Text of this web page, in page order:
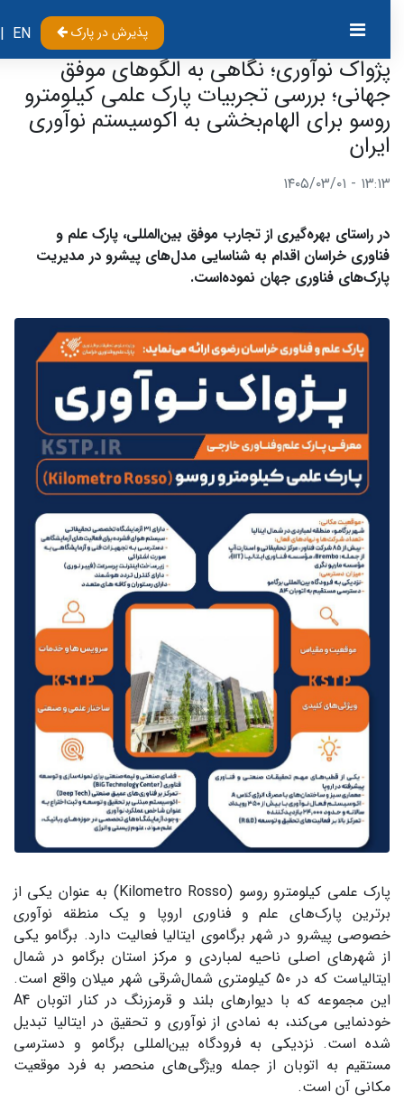
EN
| پذیرش در پارک
پژواک نوآوری؛ نگاهی به الگوهای موفق
جهانی؛ بررسی تجربیات پارک علمی کیلومترو
روسو برای الهام‌بخشی به اکوسیستم نوآوری
ایران
۱۳:۱۳ - ۱۴۰۵/۰۳/۰۱
در راستای بهره‌گیری از تجارب موفق بین‌المللی، پارک علم و
فناوری خراسان اقدام به شناسایی مدل‌های پیشرو در مدیریت
پارک‌های فناوری جهان نموده‌است.
پارک علمی کیلومترو روسو (Kilometro Rosso) به عنوان یکی از
برترین پارک‌های علم و فناوری اروپا و یک منطقه نوآوری
خصوصی پیشرو در شهر برگاموی ایتالیا فعالیت دارد. برگامو یکی
از شهرهای اصلی ناحیه لمباردی و مرکز استان برگامو در شمال
ایتالیاست که در ۵۰ کیلومتری شمال‌شرقی شهر میلان واقع است.
این مجموعه که با دیوار‌های بلند و قرمزرنگ در کنار اتوبان A4
خودنمایی می‌کند، به نمادی از نوآوری و تحقیق در ایتالیا تبدیل
شده است. نزدیکی به فرودگاه بین‌المللی برگامو و دسترسی
مستقیم به اتوبان از جمله ویژگی‌های منحصر به فرد موقعیت
مکانی آن است.